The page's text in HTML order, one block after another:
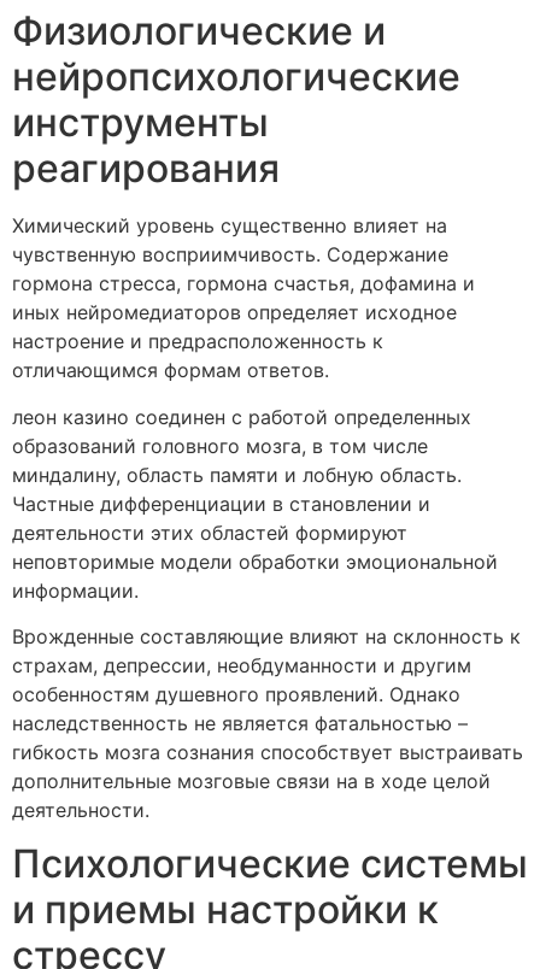
Физиологические и
нейропсихологические
инструменты
реагирования
Химический уровень существенно влияет на
чувственную восприимчивость. Содержание
гормона стресса, гормона счастья, дофамина и
иных нейромедиаторов определяет исходное
настроение и предрасположенность к
отличающимся формам ответов.
леон казино соединен с работой определенных
образований головного мозга, в том числе
миндалину, область памяти и лобную область.
Частные дифференциации в становлении и
деятельности этих областей формируют
неповторимые модели обработки эмоциональной
информации.
Врожденные составляющие влияют на склонность к
страхам, депрессии, необдуманности и другим
особенностям душевного проявлений. Однако
наследственность не является фатальностью –
гибкость мозга сознания способствует выстраивать
дополнительные мозговые связи на в ходе целой
деятельности.
Психологические системы
и приемы настройки к
стрессу